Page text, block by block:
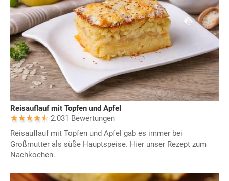
Reisauflauf mit Topfen und Apfel
2.031 Bewertungen
Reisauflauf mit Topfen und Apfel gab es immer bei
Großmutter als süße Hauptspeise. Hier unser Rezept zum
Nachkochen.